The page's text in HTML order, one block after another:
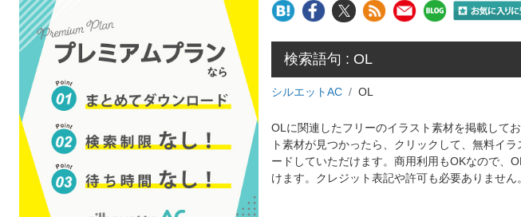
検索語句 : OL
シルエットAC OL
OLに関連したフリーのイラスト素材を掲載して
ト素材が見つかったら、クリックして、無料イ
ードしていただけます。商用利用もOKなので、
けます。クレジット表記や許可も必要ありません。